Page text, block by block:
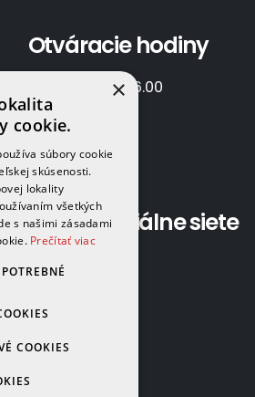
Otváracie hodiny
7.00 - 16.00
So:
702
768
083
Sociálne siete
×
cookie.
súbory cookie
skúsenosti.
lokality
všetkých
s našimi zásadami
Prečítať viac
COOKIES